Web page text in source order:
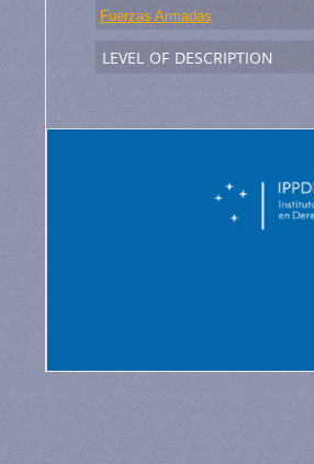
Fuerzas Armadas
level of description